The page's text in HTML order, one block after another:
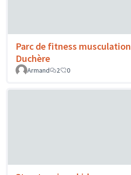
Parc de fitness musculation
Duchère
Armand
2 0